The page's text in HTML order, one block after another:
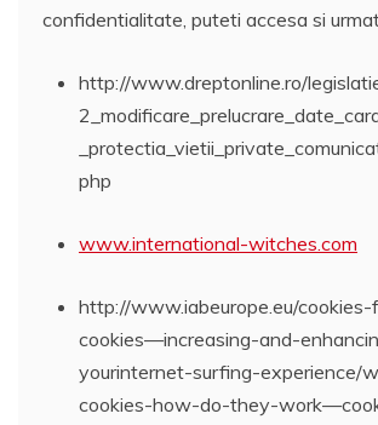
confidentialitate, puteti accesa si
http://www.dreptonline.ro/
php
www.international-witches.com
http://www.iabeurope.eu/
cookies—increasing-and-
yourinternet-surfing-experience/
cookies-how-do-they-